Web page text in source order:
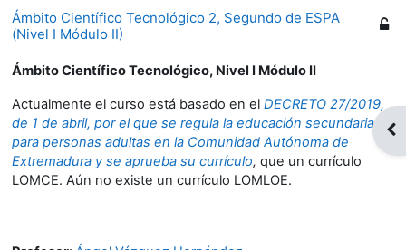
Ámbito Científico Tecnológico 2, Segundo de ESPA
(Nivel I Módulo II)
Ámbito Científico Tecnológico, Nivel I Módulo II
Actualmente el curso está basado en el DECRETO 27/2019,
de 1 de abril, por el que se regula la educación secundaria
para personas adultas en la Comunidad Autónoma de
Extremadura y se aprueba su currículo, que un currículo
LOMCE. Aún no existe un currículo LOMLOE.